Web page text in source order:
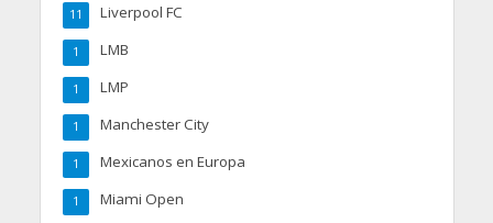
Liverpool FC
11
LMB
1
LMP
1
Manchester City
1
Mexicanos en Europa
1
Miami Open
1